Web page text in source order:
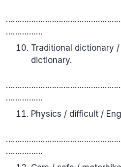
…………….
Traditional dictionary
dictionary.
…………….
Physics / difficult /
…………….